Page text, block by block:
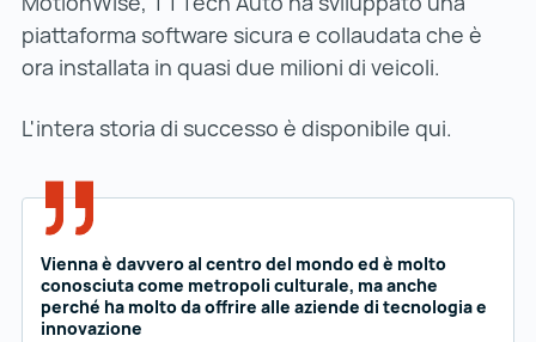
piattaforma software sicura e collaudata che è
ora installata in quasi due milioni di veicoli.
L'intera storia di successo è disponibile qui.
Vienna è davvero al centro del mondo ed è molto
conosciuta come metropoli culturale, ma anche
perché ha molto da offrire alle aziende di tecnologia e
innovazione